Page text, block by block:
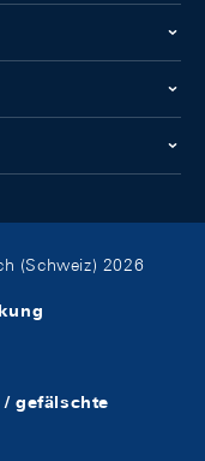
(Schweiz) 2026
gefälschte